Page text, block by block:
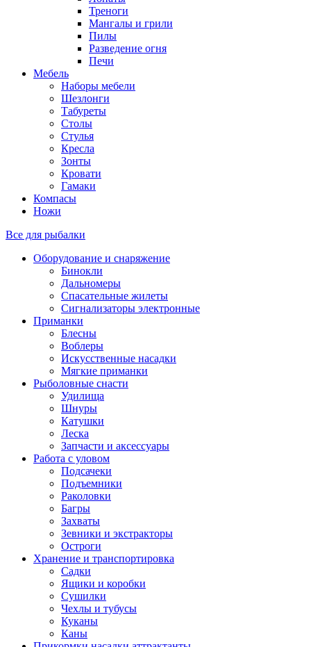
Треноги
Мангалы и грили
Пилы
Разведение огня
Печи
Мебель
Наборы мебели
Шезлонги
Табуреты
Столы
Стулья
Кресла
Зонты
Кровати
Гамаки
Компасы
Ножи
Все для рыбалки
Оборудование и снаряжение
Бинокли
Дальномеры
Спасательные жилеты
Сигнализаторы электронные
Приманки
Блесны
Воблеры
Искусственные насадки
Мягкие приманки
Рыболовные снасти
Удилища
Шнуры
Катушки
Леска
Запчасти и аксессуары
Работа с уловом
Подсачеки
Подъемники
Раколовки
Багры
Захваты
Зевники и экстракторы
Остроги
Хранение и транспортировка
Садки
Ящики и коробки
Сушилки
Чехлы и тубусы
Куканы
Каны